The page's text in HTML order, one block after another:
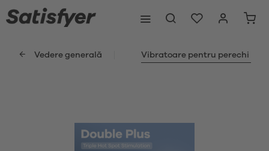
Vedere generală Vibratoare pentru perechi